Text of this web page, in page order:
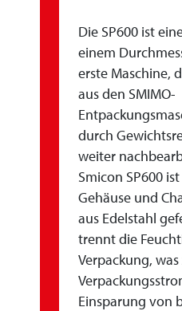
Die SP600 ist
einem
erste Maschine,
aus den SMIMO-
durch
weiter
Smicon SP600
Gehäuse und
aus Edelstahl
trennt die
Verpackung,
Einsparung von